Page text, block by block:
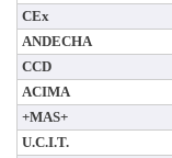
CEx
ANDECHA
CCD
ACIMA
+MAS+
U.C.I.T.